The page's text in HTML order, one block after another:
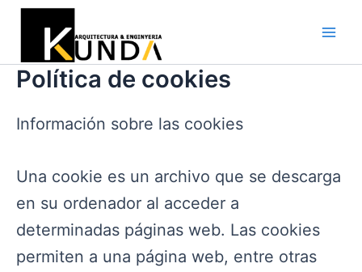
contenido
Política de cookies
Información sobre las cookies
Una cookie es un archivo que se descarga
en su ordenador al acceder a
determinadas páginas web. Las cookies
permiten a una página web, entre otras